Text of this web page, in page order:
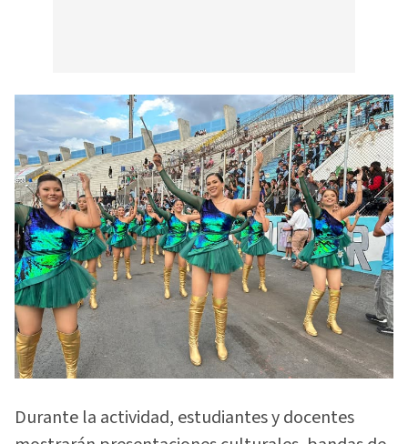
Durante la actividad, estudiantes y docentes